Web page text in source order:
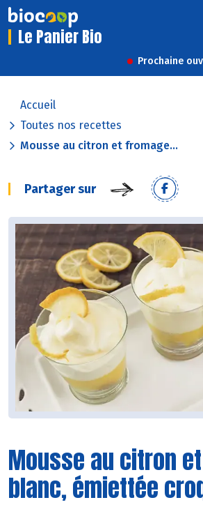
Le Panier Bio
Prochaine
Accueil
Toutes nos recettes
Mousse au citron et fromage...
Partager sur
Mousse au citron
blanc, émiettée